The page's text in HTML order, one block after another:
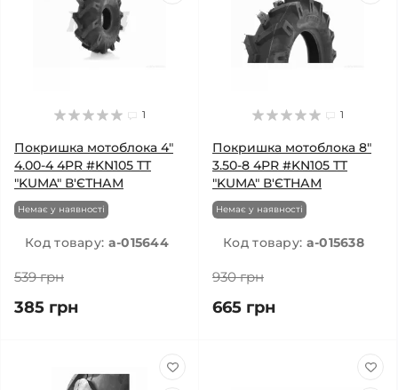
1
Покришка мотоблока 4"
4.00-4 4PR #KN105 TT
"KUMA" В'ЄТНАМ
Немає у наявності
Код товару: a-015644
539 грн
385 грн
1
Покришка мотоблока 8"
3.50-8 4PR #KN105 TT
"KUMA" В'ЄТНАМ
Немає у наявності
Код товару: a-015638
930 грн
665 грн